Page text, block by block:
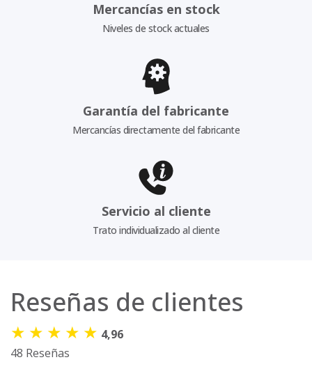
Mercancías en stock
Niveles de stock actuales
Garantía del fabricante
Mercancías directamente del fabricante
Servicio al cliente
Trato individualizado al cliente
Reseñas de clientes
★ ★ ★ ★ ★ 4,96
48 Reseñas